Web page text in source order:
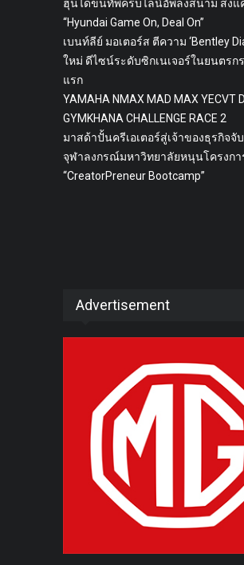
ฮุนไดขนทัพครบไลน์อัพลงสนาม ส่งแ
“Hyundai Game On, Deal On”
เบนท์ลีย์ มอเตอร์ส ตีความ ‘Bentley
ใหม่ ดีไซน์ระดับซิกเนเจอร์ในยนตรก
แรก
YAMAHA NMAX MAD MAX YECVT
GYMKHANA CHALLENGE RACE 2
มาสด้าปั้นครีเอเตอร์สู่เจ้าของธุรกิจจั
จุฬาลงกรณ์มหาวิทยาลัยหนุนโครงกา
“CreatorPreneur Bootcamp”
Advertisement